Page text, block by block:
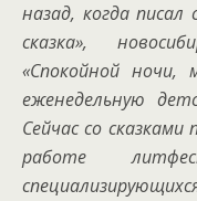
назад, когда
сказка»,
«Спокойной
еженедельную
Сейчас со
работе